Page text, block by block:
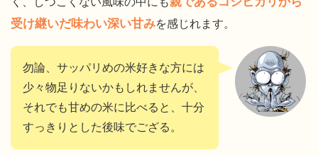
受け継いだ味わい深い甘みを感じれます。
勿論、サッパリめの米好きな方には
少々物足りないかもしれませんが、
それでも甘めの米に比べると、十分
すっきりとした後味でござる。